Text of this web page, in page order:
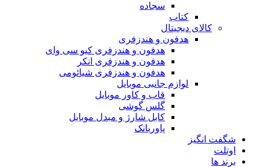
سجاده
کتاب
کالای دیجیتال
هدفون و هندزفری
هدفون و هندزفری کیو سی وای
هدفون و هندزفری انکر
هدفون و هندزفری شیائومی
لوازم جانبی موبایل
قاب و کاور موبایل
گلس گوشی
کابل شارژ و مبدل موبایل
پاوربانک
شگفت انگیز
اوتلت
برند ها